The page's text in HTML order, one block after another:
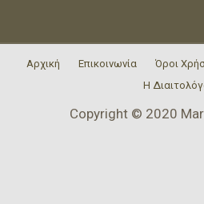
Αρχική Επικοινωνία
Όροι
Η
Copyright © 2020